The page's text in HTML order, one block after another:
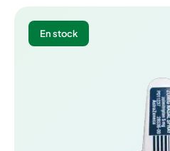
En stock